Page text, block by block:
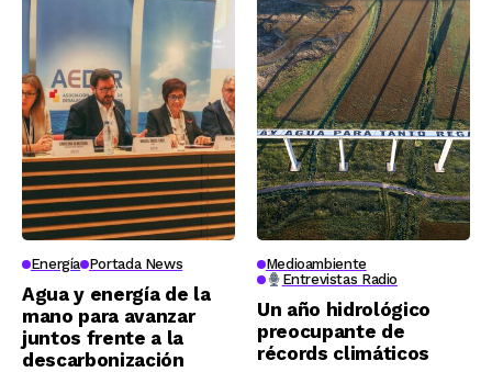
Energía Portada News
Agua y energía de la
mano para avanzar
juntos frente a la
descarbonización
Medioambiente
Entrevistas Radio
Un año hidrológico
preocupante de
récords climáticos